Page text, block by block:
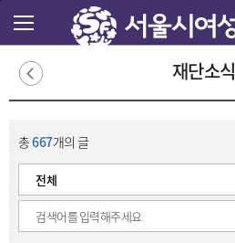
바
기
재단소식
총667개의 글